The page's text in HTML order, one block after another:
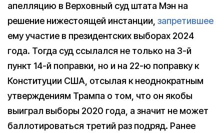
апелляцию в Верховный суд штата Мэн на
решение нижестоящей инстанции, запретившее
ему участие в президентских выборах 2024
года. Тогда суд ссылался не только на 3-й
пункт 14-й поправки, но и на 22-ю поправку к
Конституции США, отсылая к неоднократным
утверждениям Трампа о том, что он якобы
выиграл выборы 2020 года, а значит не может
баллотироваться третий раз подряд. Ранее